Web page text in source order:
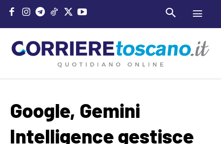
Google, Gemini
Intelligence gestisce